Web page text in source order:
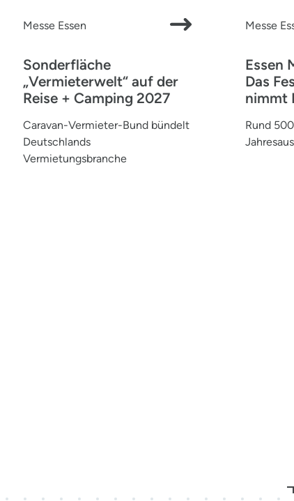
Messe Essen
Sonderfläche
„Vermieterwelt“ auf der
Reise + Camping 2027
Caravan-Vermieter-Bund bündelt
Deutschlands
Vermietungsbranche
Messe
Essen
Das
nimmt
Rund